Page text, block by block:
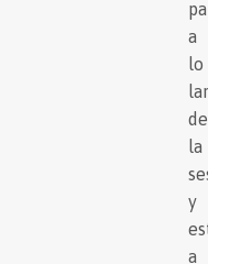
a
lo
largo
de
la
y
a